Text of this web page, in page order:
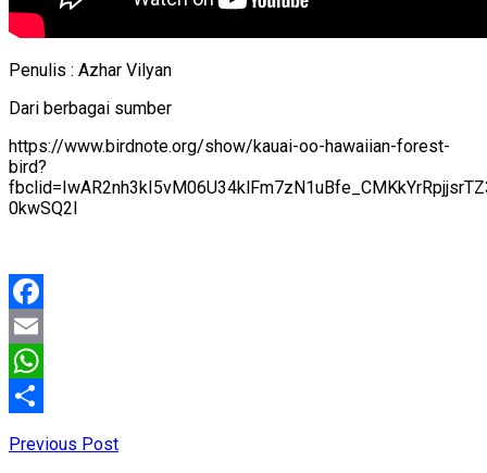
Penulis : Azhar Vilyan
Dari berbagai sumber
https://www.birdnote.org/show/kauai-oo-hawaiian-forest-
bird?
0kwSQ2I
Facebook
Email
WhatsApp
Previous Post